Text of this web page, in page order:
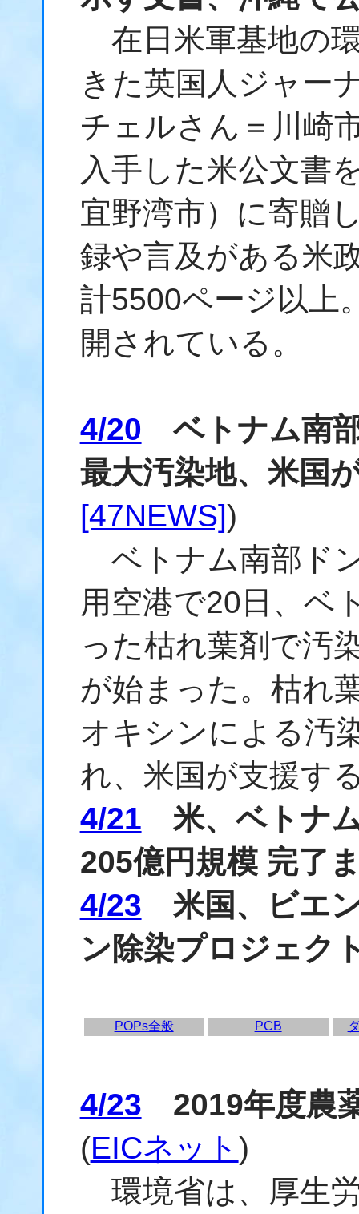
在日米軍基地の
きた英国人ジャー
チェルさん＝川崎
入手した米公文書
宜野湾市）に寄贈
録や言及がある米
計5500ページ以上
開されている。
4/20 ベトナム南
最大汚染地、米国
[47NEWS])
ベトナム南部ド
用空港で20日、ベ
った枯れ葉剤で汚
が始まった。枯れ
オキシンによる汚
れ、米国が支援す
4/21 米、ベトナ
205億円規模 完了
4/23 米国、ビエ
ン除染プロジェク
POPs全般 PCB
4/23 2019年度農
(EICネット )
環境省は、厚生